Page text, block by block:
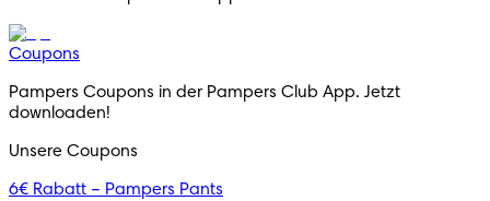
Coupons
Pampers Coupons in der Pampers Club App. Jetzt
downloaden!
Unsere Coupons
6€ Rabatt – Pampers Pants